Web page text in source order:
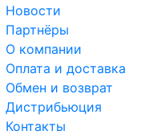
Новости
Партнёры
О компании
Оплата и доставка
Обмен и возврат
Дистрибьюция
Контакты